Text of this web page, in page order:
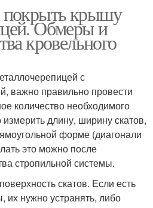
покрыть крышу
Обмеры и
кровельного
с
важно правильно провести
количество необходимого
длину, ширину скатов,
форме (диагонали
это можно после
стропильной системы.
скатов. Если есть
их нужно устранять, либо